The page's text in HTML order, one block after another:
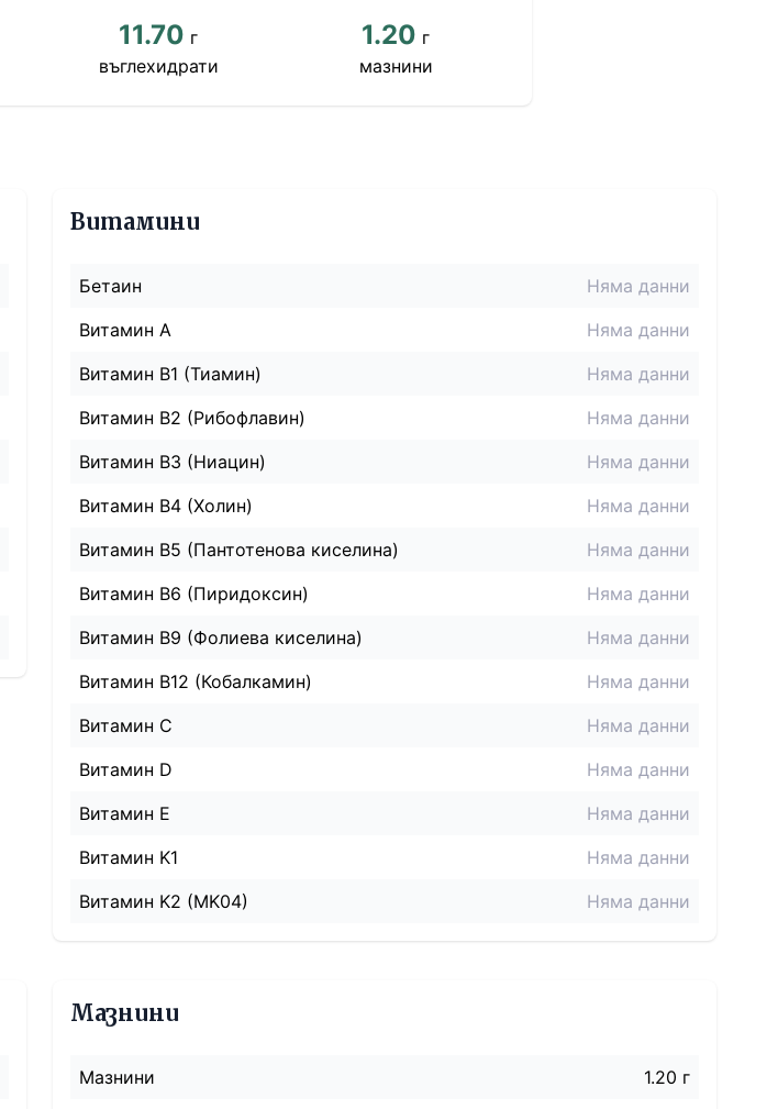
11.70 г
въглехидрати
1.20 г
мазнини
Витамини
Бетаин
Няма данни
Витамин A
Няма данни
Витамин B1 (Тиамин)
Няма данни
Витамин B2 (Рибофлавин)
Няма данни
Витамин B3 (Ниацин)
Няма данни
Витамин B4 (Холин)
Няма данни
Витамин B5 (Пантотенова киселина)
Няма данни
Витамин B6 (Пиридоксин)
Няма данни
Витамин B9 (Фолиева киселина)
Няма данни
Витамин B12 (Кобалкамин)
Няма данни
Витамин C
Няма данни
Витамин D
Няма данни
Витамин E
Няма данни
Витамин K1
Няма данни
Витамин K2 (MK04)
Няма данни
Мазнини
Мазнини
1.20 г